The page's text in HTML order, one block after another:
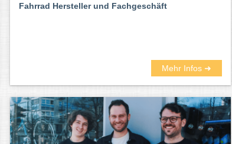
Fahrrad Hersteller und Fachgeschäft
Mehr Infos ➜